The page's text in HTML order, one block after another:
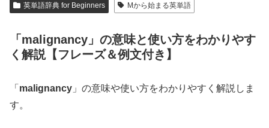
英単語辞典 for Beginners Mから始まる英単語
「malignancy」の意味と使い方をわかりやす
く解説【フレーズ＆例文付き】
「 malignancy 」の意味や使い方をわかりやすく解説しま
す。